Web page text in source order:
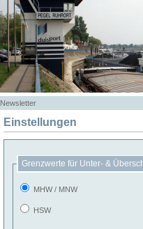
Newsletter
Einstellungen
Grenzwerte für Unter- &
MHW / MNW
HSW